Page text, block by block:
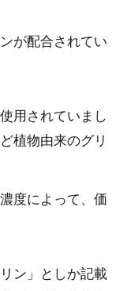
が配合されてい
用されていまし
植物由来のグリ
度によって、価
ン」としか記載